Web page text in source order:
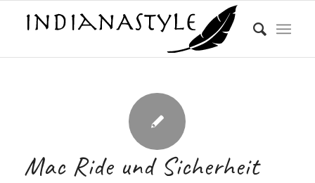
Mac Ride und Sicherheit